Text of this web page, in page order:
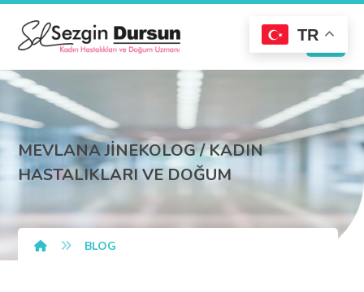
MEVLANA JİNEKOLOG / KADIN
HASTALIKLARI VE DOĞUM
BLOG
TR